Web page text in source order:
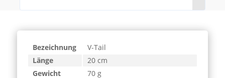
Bezeichnung
V-Tail
Länge
20 cm
Gewicht
70 g